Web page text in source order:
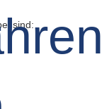
sind: